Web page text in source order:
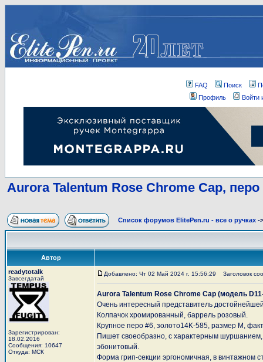
FAQ Поиск
Профиль
Войти
Aurora Talentum Rose Chrome Cap, перо
Список форумов ElitePen.ru - все о ручках -
Автор
readytotalk
Завсегдатай
Зарегистрирован:
18.02.2016
Сообщения: 10647
Откуда: МСК
Добавлено: Чт 02 Май 2024 г. 15:56:29 Заголовок
Aurora Talentum Rose Chrome Cap (модель
Очень интересный представитель
Колпачок хромированный, баррель розовый.
Крупное перо #6, золото14K-585, размер M,
Пишет своеобразно, с характерным
эбонитовый.
Форма грип-секции эргономичная, в винтажном